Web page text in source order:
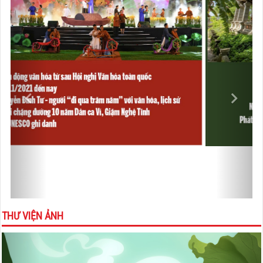
VIDEOS
Previous Next
THƯ VIỆN ẢNH
Previous